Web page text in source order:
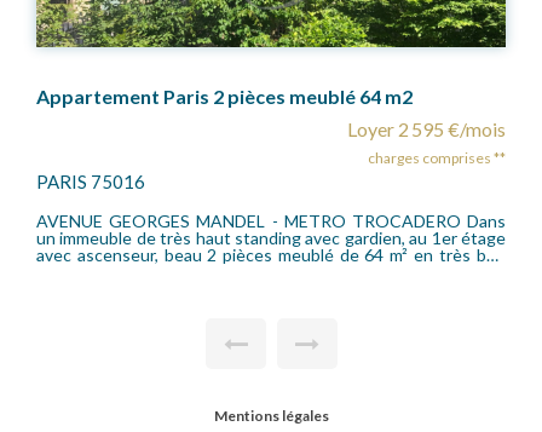
Dans
au 1er étage
Appartement Paris 2 pièces Métro Nation
Loyer 1
charges
Métro NATION - Avenue Bouvines Dans un
brique et pierre, au 3ème étage avec ascenseur,
2 pièces comprenant une entrée, séjour avec
Mentions légales